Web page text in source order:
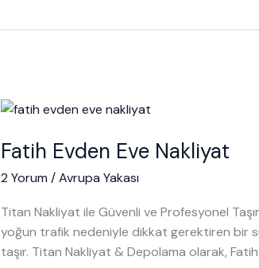
Fatih Evden Eve Nakliyat
2 Yorum /Avrupa Yakası
Titan Nakliyat ile Güvenli ve Profesyonel
yoğun trafik nedeniyle dikkat gerektiren bir
taşır. Titan Nakliyat & Depolama olarak,